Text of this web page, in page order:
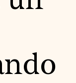
Prize